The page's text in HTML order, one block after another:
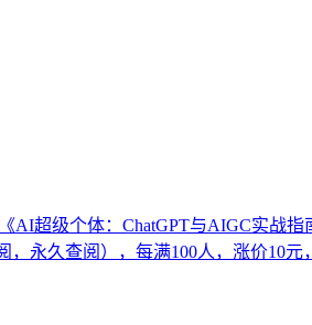
超级个体：ChatGPT与AIGC实战
，永久查阅），每满100人，涨价